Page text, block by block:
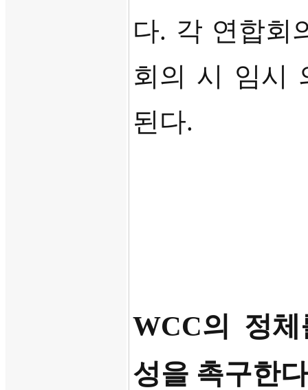
다. 각 연합회
회의 시 임시
된다.
WCC의 정
성을 촉구한다